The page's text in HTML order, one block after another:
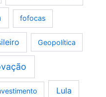
fofocas
Geopolítica
Lula